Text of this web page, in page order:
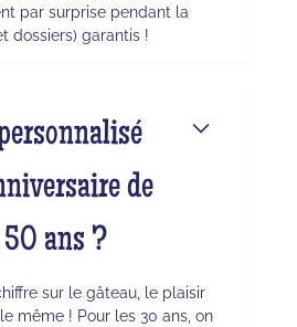
par surprise pendant la
dossiers) garantis !
de
ans ?
sur le gâteau, le plaisir
même ! Pour les 30 ans, on